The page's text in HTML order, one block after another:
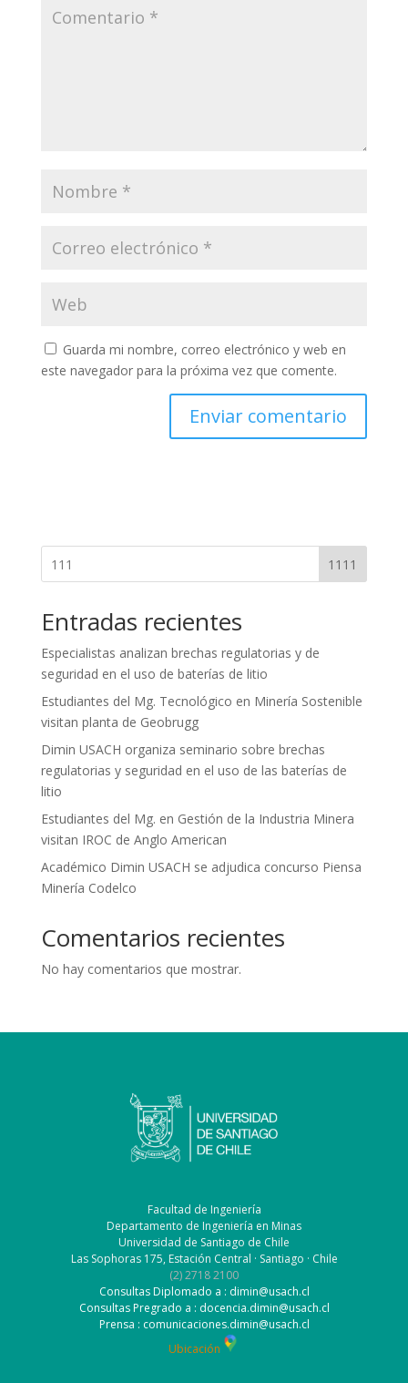
Guarda mi nombre, correo electrónico y web en
este navegador para la próxima vez que comente.
1111
Entradas recientes
Especialistas analizan brechas regulatorias y de
seguridad en el uso de baterías de litio
Estudiantes del Mg. Tecnológico en Minería Sostenible
visitan planta de Geobrugg
Dimin USACH organiza seminario sobre brechas
regulatorias y seguridad en el uso de las baterías de
litio
Estudiantes del Mg. en Gestión de la Industria Minera
visitan IROC de Anglo American
Académico Dimin USACH se adjudica concurso Piensa
Minería Codelco
Comentarios recientes
No hay comentarios que mostrar.
Facultad de Ingeniería
Departamento de Ingeniería en Minas
Universidad de Santiago de Chile
Las Sophoras 175, Estación Central · Santiago · Chile
(2) 2718 2100
Consultas Diplomado a : dimin@usach.cl
Consultas Pregrado a : docencia.dimin@usach.cl
Prensa : comunicaciones.dimin@usach.cl
Ubicación